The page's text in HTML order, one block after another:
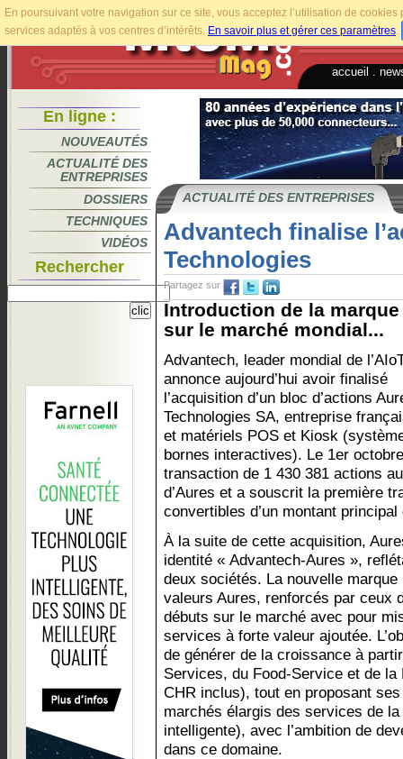
En poursuivant votre navigation sur ce site, vous acceptez l’utilisation de
services adaptés à vos centres d’intérêts. En savoir plus et gérer ces paramètres.
accueil
En ligne :
NOUVEAUTÉS
ACTUALITÉ DES
ENTREPRISES
DOSSIERS
TECHNIQUES
VIDÉOS
Rechercher
ACTUALITÉ DES ENTREPRISES
Advantech finalise
Technologies
Partagez sur
Introduction de la
sur le marché mondial...
Advantech, leader mondial de
annonce aujourd’hui avoir finalisé
l’acquisition d’un bloc d’actions
Technologies SA, entreprise
et matériels POS et Kiosk
bornes interactives). Le 1er
transaction de 1 430 381 actions
d’Aures et a souscrit la première
convertibles d’un montant
À la suite de cette acquisition,
identité « Advantech-Aures »,
deux sociétés. La nouvelle
valeurs Aures, renforcés par ceux
débuts sur le marché avec pour
services à forte valeur ajoutée.
de générer de la croissance à
Services, du Food-Service et de
CHR inclus), tout en proposant
marchés élargis des services de
intelligente), avec l’ambition de
dans ce domaine.